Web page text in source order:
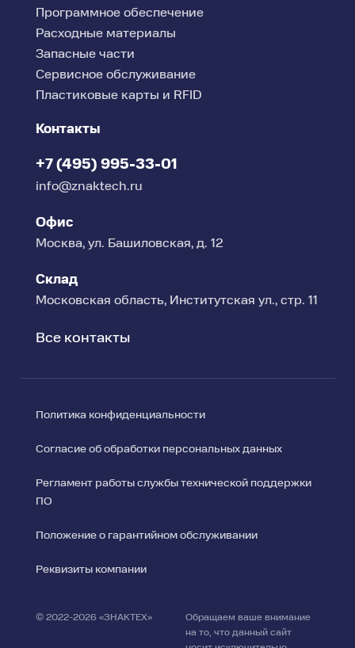
Программное обеспечение
Расходные материалы
Запасные части
Сервисное обслуживание
Пластиковые карты и RFID
Контакты
+7 (495) 995-33-01
info@znaktech.ru
Офис
Москва, ул. Башиловская, д. 12
Склад
Московская область, Институтская ул., стр. 11
Все контакты
Политика конфиденциальности
Согласие об обработки персональных данных
Регламент работы службы технической поддержки
ПО
Положение о гарантийном обслуживании
Реквизиты компании
© 2022-2026 «ЗНАКТЕХ»
Обращаем ваше внимание
на то, что данный сайт